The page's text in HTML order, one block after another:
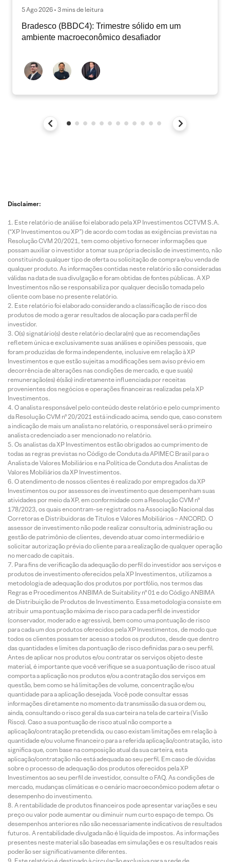
5 Ago 2026 • 3 mins de leitura
Bradesco (BBDC4): Trimestre sólido em um
ambiente macroeconômico desafiador
Disclaimer:
Este relatório de análise foi elaborado pela XP Investimentos CCTVM S.A.
(“XP Investimentos ou XP”) de acordo com todas as exigências previstas na
Resolução CVM 20/2021, tem como objetivo fornecer informações que
possam auxiliar o investidor a tomar sua própria decisão de investimento, não
constituindo qualquer tipo de oferta ou solicitação de compra e/ou venda de
qualquer produto. As informações contidas neste relatório são consideradas
válidas na data de sua divulgação e foram obtidas de fontes públicas. A XP
Investimentos não se responsabiliza por qualquer decisão tomada pelo
cliente com base no presente relatório.
Este relatório foi elaborado considerando a classificação de risco dos
produtos de modo a gerar resultados de alocação para cada perfil de
investidor.
O(s) signatário(s) deste relatório declara(m) que as recomendações
refletem única e exclusivamente suas análises e opiniões pessoais, que
foram produzidas de forma independente, inclusive em relação à XP
Investimentos e que estão sujeitas a modificações sem aviso prévio em
decorrência de alterações nas condições de mercado, e que sua(s)
remuneração(es) é(são) indiretamente influenciada por receitas
provenientes dos negócios e operações financeiras realizadas pela XP
Investimentos.
O analista responsável pelo conteúdo deste relatório e pelo cumprimento
da Resolução CVM nº 20/2021 está indicado acima, sendo que, caso constem
a indicação de mais um analista no relatório, o responsável será o primeiro
analista credenciado a ser mencionado no relatório.
Os analistas da XP Investimentos estão obrigados ao cumprimento de
todas as regras previstas no Código de Conduta da APIMEC Brasil para o
Analista de Valores Mobiliários e na Política de Conduta dos Analistas de
Valores Mobiliários da XP Investimentos.
O atendimento de nossos clientes é realizado por empregados da XP
Investimentos ou por assessores de investimento que desempenham suas
atividades por meio da XP, em conformidade com a Resolução CVM nº
178/2023, os quais encontram-se registrados na Associação Nacional das
Corretoras e Distribuidoras de Títulos e Valores Mobiliários – ANCORD. O
assessor de investimento não pode realizar consultoria, administração ou
gestão de patrimônio de clientes, devendo atuar como intermediário e
solicitar autorização prévia do cliente para a realização de qualquer operação
no mercado de capitais.
Para fins de verificação da adequação do perfil do investidor aos serviços e
produtos de investimento oferecidos pela XP Investimentos, utilizamos a
metodologia de adequação dos produtos por portfólio, nos termos das
Regras e Procedimentos ANBIMA de Suitability nº 01 e do Código ANBIMA
de Distribuição de Produtos de Investimento. Essa metodologia consiste em
atribuir uma pontuação máxima de risco para cada perfil de investidor
(conservador, moderado e agressivo), bem como uma pontuação de risco
para cada um dos produtos oferecidos pela XP Investimentos, de modo que
todos os clientes possam ter acesso a todos os produtos, desde que dentro
das quantidades e limites da pontuação de risco definidas para o seu perfil.
Antes de aplicar nos produtos e/ou contratar os serviços objeto deste
material, é importante que você verifique se a sua pontuação de risco atual
comporta a aplicação nos produtos e/ou a contratação dos serviços em
questão, bem como se há limitações de volume, concentração e/ou
quantidade para a aplicação desejada. Você pode consultar essas
informações diretamente no momento da transmissão da sua ordem ou,
ainda, consultando o risco geral da sua carteira na tela de carteira (Visão
Risco). Caso a sua pontuação de risco atual não comporte a
aplicação/contratação pretendida, ou caso existam limitações em relação à
quantidade e/ou volume financeiro para a referida aplicação/contratação, isto
significa que, com base na composição atual da sua carteira, esta
aplicação/contratação não está adequada ao seu perfil. Em caso de dúvidas
sobre o processo de adequação dos produtos oferecidos pela XP
Investimentos ao seu perfil de investidor, consulte o FAQ. As condições de
mercado, mudanças climáticas e o cenário macroeconômico podem afetar o
desempenho do investimento.
A rentabilidade de produtos financeiros pode apresentar variações e seu
preço ou valor pode aumentar ou diminuir num curto espaço de tempo. Os
desempenhos anteriores não são necessariamente indicativos de resultados
futuros. A rentabilidade divulgada não é líquida de impostos. As informações
presentes neste material são baseadas em simulações e os resultados reais
poderão ser significativamente diferentes.